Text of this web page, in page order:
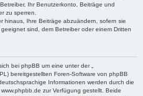
Ihr Benutzerkonto, Beiträge und
zu sperren.
hinaus, Ihre Beiträge abzuändern, sofern sie
sind, dem Betreiber oder einem Dritten
bei phpBB um eine unter der „
bereitgestellten Foren-Software von phpBB
Informationen werden durch die
zur Verfügung gestellt. Beide